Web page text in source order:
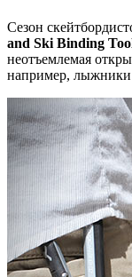
Сезон
and Ski Binding
неотъемлемая
например, лыжники